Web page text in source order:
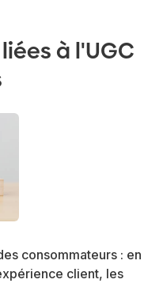
à l'UGC
consommateurs : en
client, les